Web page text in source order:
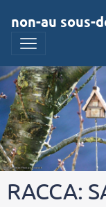
non-au sous-
RACCA: